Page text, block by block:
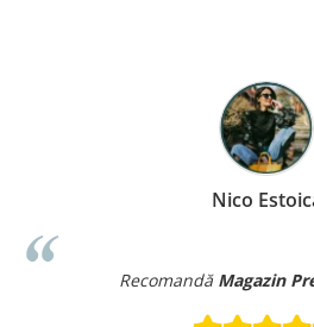
Nico
Recomandă Magazin